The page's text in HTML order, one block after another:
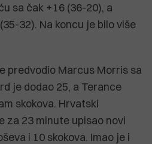
sa čak +16 (36-20), a
32). Na koncu je bilo više
predvodio Marcus Morris sa
je dodao 25, a Terance
skokova. Hrvatski
za 23 minute upisao novi
i 10 skokova. Imao je i